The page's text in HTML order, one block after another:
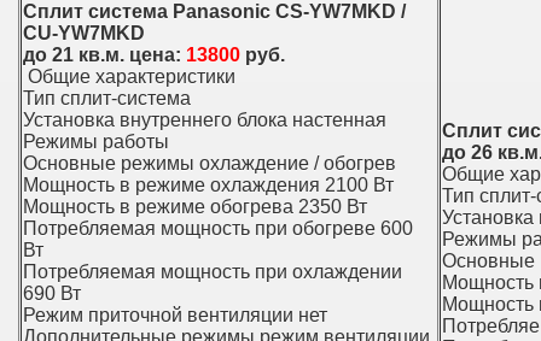
Сплит система Panasonic CS-YW7MKD /
CU-YW7MKD
до 21 кв.м. цена: 13800 руб.
Общие характеристики
Тип сплит-система
Установка внутреннего блока настенная
Режимы работы
Основные режимы охлаждение / обогрев
Мощность в режиме охлаждения 2100 Вт
Мощность в режиме обогрева 2350 Вт
Потребляемая мощность при обогреве 600
Вт
Потребляемая мощность при охлаждении
690 Вт
Режим приточной вентиляции нет
Дополнительные режимы режим вентиляции
Сплит
до 26
Общие
Тип
Установка
Режимы
Основные
Мощность
Мощность